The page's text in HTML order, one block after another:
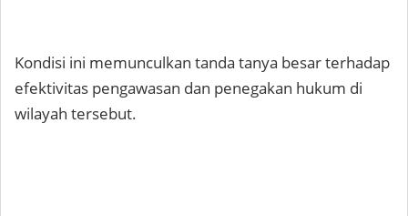
Kondisi ini memunculkan tanda tanya besar terhadap
efektivitas pengawasan dan penegakan hukum di
wilayah tersebut.